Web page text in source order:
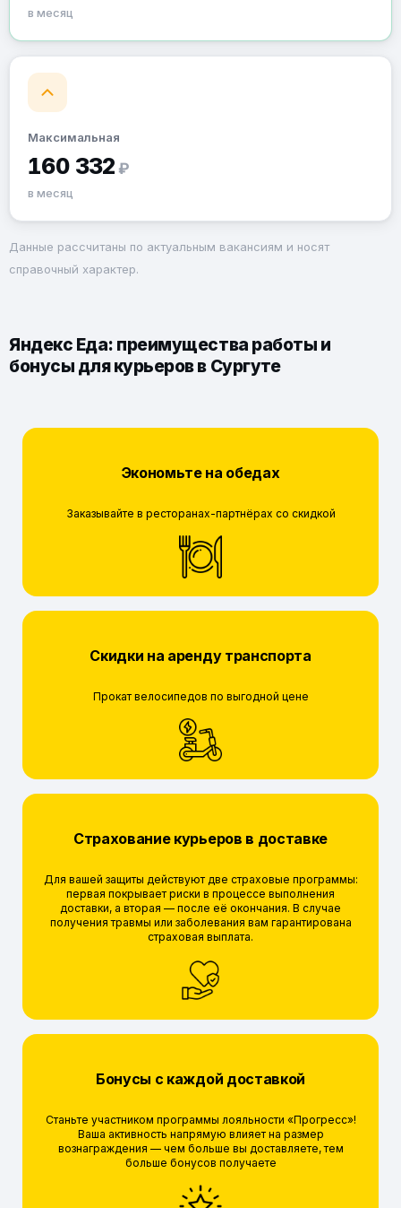
в месяц
Максимальная
160 332 ₽
в месяц
Данные рассчитаны по актуальным вакансиям и носят
справочный характер.
Яндекс Еда: преимущества работы и
бонусы для курьеров в Сургуте
Экономьте на обедах
Заказывайте в ресторанах-партнёрах со скидкой
Скидки на аренду транспорта
Прокат велосипедов по выгодной цене
Страхование курьеров в доставке
Для вашей защиты действуют две страховые программы:
первая покрывает риски в процессе выполнения
доставки, а вторая — после её окончания. В случае
получения травмы или заболевания вам гарантирована
страховая выплата.
Бонусы с каждой доставкой
Станьте участником программы лояльности «Прогресс»!
Ваша активность напрямую влияет на размер
вознаграждения — чем больше вы доставляете, тем
больше бонусов получаете